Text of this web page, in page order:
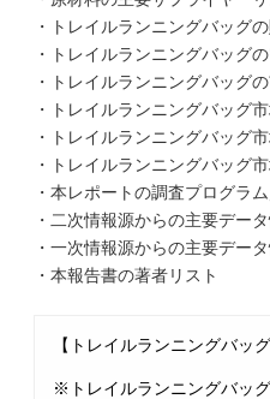
・トレイルランニングバッグ
・トレイルランニングバッグ
・トレイルランニングバッグ
・トレイルランニングバッグ
・トレイルランニングバッグ
・トレイルランニングバッグ
・本レポートの調査プログラ
・二次情報源からの主要デー
・一次情報源からの主要デー
・本報告書の著者リスト
【トレイルランニングバッ
※トレイルランニングバッ